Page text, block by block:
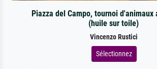
Piazza del Campo, tournoi d'animaux
(huile sur toile)
Vincenzo Rustici
Sélectionnez